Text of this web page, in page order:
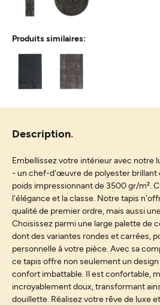
Produits similaires:
Description
Embellissez votre intérieur avec notre
- un chef-d'œuvre de polyester brillant
poids impressionnant de 3500 gr/m².
l'élégance et la classe. Notre tapis
qualité de premier ordre, mais aussi
Choisissez parmi une large palette de
dont des variantes rondes et carrées,
personnelle à votre pièce. Avec sa
ce tapis offre non seulement un design
confort imbattable. Il est confortable,
incroyablement doux, transformant
douillette. Réalisez votre rêve de luxe